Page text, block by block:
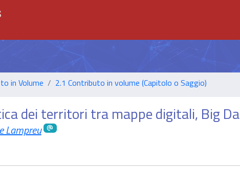
in Volume 2.1 Contributo in volume (Capitolo o Saggio)
dei territori tra mappe digitali, Big
Lampreu